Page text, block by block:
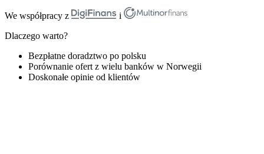
We współpracy z
i
Dlaczego warto?
Bezpłatne doradztwo po polsku
Porównanie ofert z wielu banków w Norwegii
Doskonałe opinie od klientów